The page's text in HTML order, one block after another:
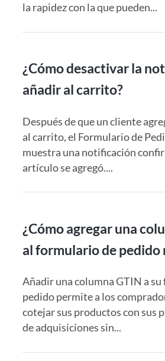
la rapidez con la que pueden...
¿Cómo desactivar la
añadir al carrito?
Después de que un cliente
al carrito, el Formulario de
muestra una notificación
artículo se agregó....
¿Cómo agregar una
al formulario de pedido
Añadir una columna GTIN a
pedido permite a los
cotejar sus productos con sus
de adquisiciones sin...